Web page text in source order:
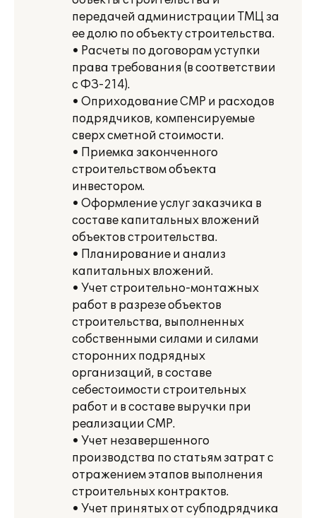
передачей администрации ТМЦ за
ее долю по объекту строительства.
• Расчеты по договорам уступки
права требования (в соответствии
с ФЗ-214).
• Оприходование СМР и расходов
подрядчиков, компенсируемые
сверх сметной стоимости.
• Приемка законченного
строительством объекта
инвестором.
• Оформление услуг заказчика в
составе капитальных вложений
объектов строительства.
• Планирование и анализ
капитальных вложений.
• Учет строительно-монтажных
работ в разрезе объектов
строительства, выполненных
собственными силами и силами
сторонних подрядных
организаций, в составе
себестоимости строительных
работ и в составе выручки при
реализации СМР.
• Учет незавершенного
производства по статьям затрат с
отражением этапов выполнения
строительных контрактов.
• Учет принятых от субподрядчика